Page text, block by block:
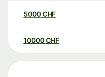
5000CHF
10000 CHF